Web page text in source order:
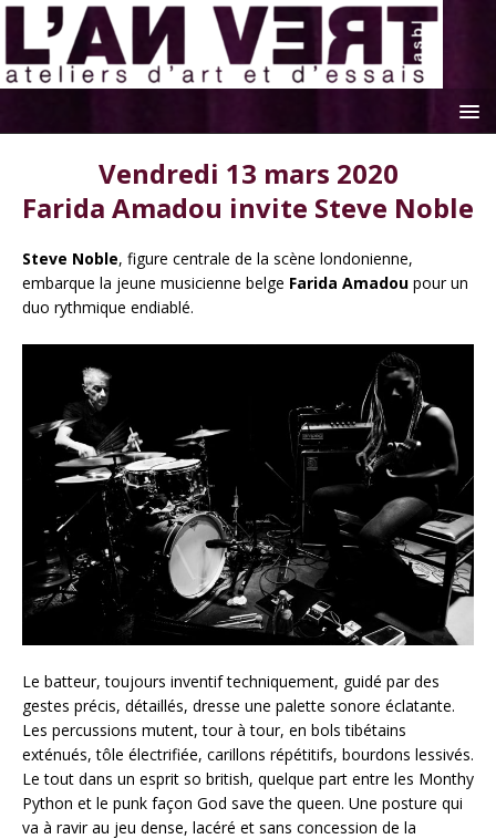
Vendredi 13 mars 2020
Farida Amadou invite Steve Noble
Steve Noble, figure centrale de la scène londonienne,
embarque la jeune musicienne belge Farida Amadou pour un
duo rythmique endiablé.
Le batteur, toujours inventif techniquement, guidé par des
gestes précis, détaillés, dresse une palette sonore éclatante.
Les percussions mutent, tour à tour, en bols tibétains
exténués, tôle électrifiée, carillons répétitifs, bourdons lessivés.
Le tout dans un esprit so british, quelque part entre les Monthy
Python et le punk façon God save the queen. Une posture qui
va à ravir au jeu dense, lacéré et sans concession de la